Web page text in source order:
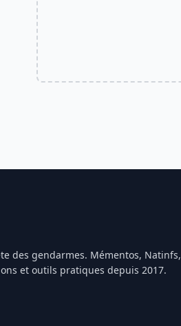
des gendarmes. Mémentos, Natinfs,
et outils pratiques depuis 2017.